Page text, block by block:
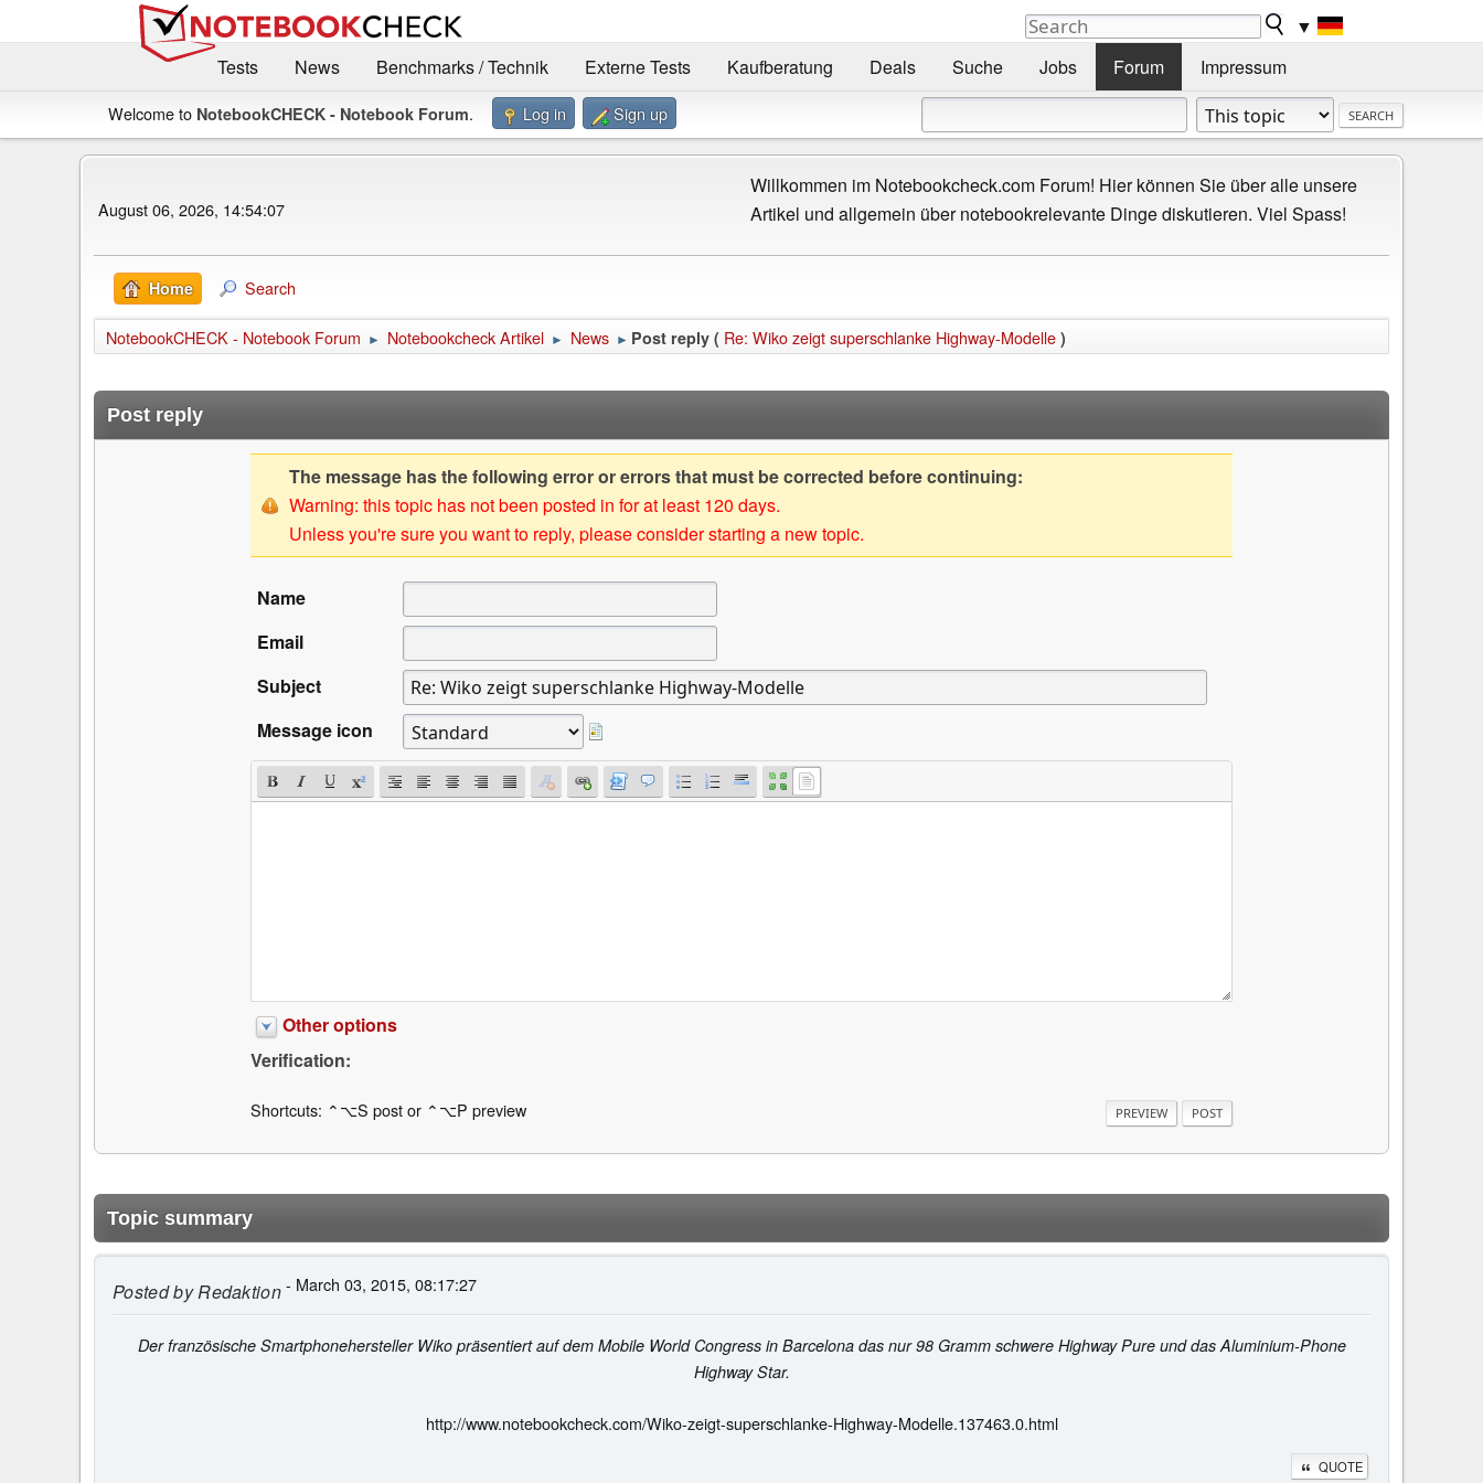
▼
Tests
News Benchmarks / Technik Externe Tests Kaufberatung Deals Suche Jobs Forum Impressum
Welcome to NotebookCHECK - Notebook Forum. Log in Sign up
August 06, 2026, 14:54:07
Willkommen im Notebookcheck.com Forum! Hier können Sie über alle unsere
Artikel und allgemein über notebookrelevante Dinge diskutieren. Viel Spass!
Home Search
NotebookCHECK - Notebook Forum ► Notebookcheck Artikel ► News ► Post reply ( Re: Wiko zeigt superschlanke Highway-Modelle )
Post reply
The message has the following error or errors that must be corrected before continuing:
Warning: this topic has not been posted in for at least 120 days.
Unless you're sure you want to reply, please consider starting a new topic.
Name
Email
Subject
Message icon
Other options
Verification:
Shortcuts: ⌃⌥S post or ⌃⌥P preview
Topic summary
Posted byRedaktion- March 03, 2015, 08:17:27
Der französische Smartphonehersteller Wiko präsentiert auf dem Mobile World Congress in Barcelona das nur 98 Gramm schwere Highway Pure und das Aluminium-Phone
Highway Star.
http://www.notebookcheck.com/Wiko-zeigt-superschlanke-Highway-Modelle.137463.0.html
QUOTE